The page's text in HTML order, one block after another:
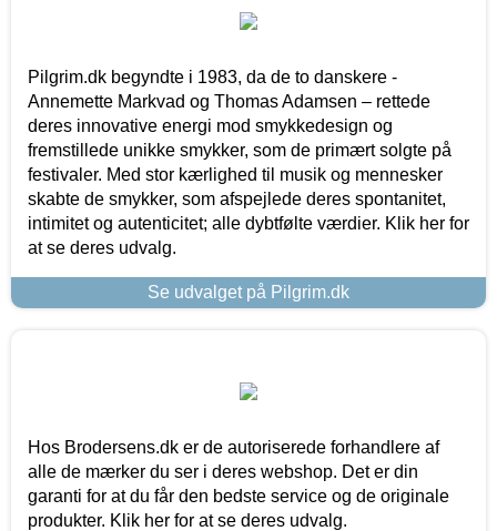
Pilgrim.dk begyndte i 1983, da de to danskere -
Annemette Markvad og Thomas Adamsen – rettede
deres innovative energi mod smykkedesign og
fremstillede unikke smykker, som de primært solgte på
festivaler. Med stor kærlighed til musik og mennesker
skabte de smykker, som afspejlede deres spontanitet,
intimitet og autenticitet; alle dybtfølte værdier. Klik her for
at se deres udvalg.
Se udvalget på Pilgrim.dk
Hos Brodersens.dk er de autoriserede forhandlere af
alle de mærker du ser i deres webshop. Det er din
garanti for at du får den bedste service og de originale
produkter. Klik her for at se deres udvalg.